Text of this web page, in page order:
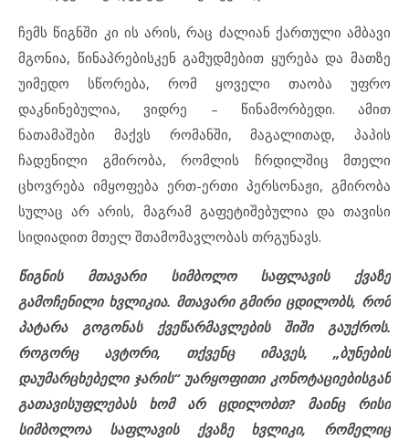
ჩემს წიგნში კი ის არის, რაც ძალიან ქართული ამბავი
მგონია, წინაპრებისკენ გამუდმებით ყურება და მათზე
უიმედო სწორება, რომ ყოველი თაობა უფრო
დაკნინებულია, ვიდრე – წინამორბედი. ამით
ნათამაშები მაქვს რომანში, მაგალითად, პაპის
ჩადენილი გმირობა, რომლის ჩრდილშიც მთელი
ცხოვრება იმყოფება ერთ-ერთი პერსონაჟი, გმირობა
სულაც არ არის, მაგრამ გაფეტიშებულია და თავისი
სიდიადით მთელ შთამომავლობას თრგუნავს.
წიგნის მთავარი სიმბოლო საფლავის ქვაზე
გამოჩენილი ხვლიკია. მთავარი გმირი ცდილობს, რომ
პატარა გოგონას ქვეწარმავლების შიში გაუქროს.
როგორც ავტორი, თქვენც იმავეს, „ბუნების
დაუმარცხებელი ჯარის“ უარყოფითი კონოტაციებისგან
გათავისუფლებას ხომ არ ცდილობთ? მაინც რისი
სიმბოლოა საფლავის ქვაზე ხვლიკი, რომელიც